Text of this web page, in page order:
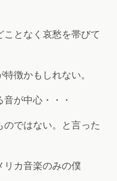
となく哀愁を帯びて
徴かもしれない。
が中心・・・
ではない。と言った
リカ音楽のみの僕